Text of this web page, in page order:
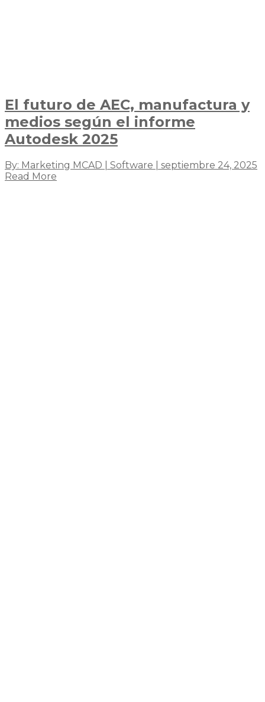
El futuro de AEC, manufactura y
medios según el informe
Autodesk 2025
By: Marketing MCAD | Software | septiembre 24, 2025
Read More